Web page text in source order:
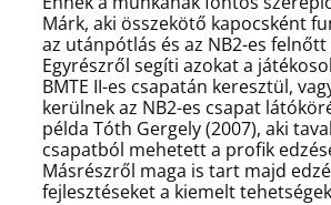
Márk, aki összekötő kapocsként
az utánpótlás és az NB2-es
Egyrészről segíti azokat a
BMTE II-es csapatán keresztül,
kerülnek az NB2-es csapat
példa Tóth Gergely (2007), aki
csapatból mehetett a profik
Másrészről maga is tart majd
fejlesztéseket a kiemelt